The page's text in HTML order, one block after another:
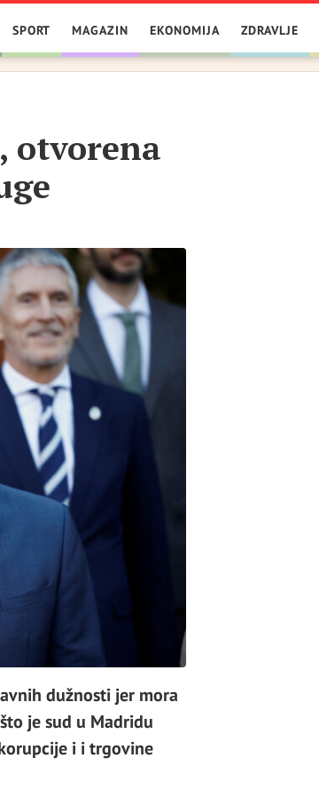
SPORT MAGAZIN EKONOMIJA ZDRAVLJE
otvorena
dužnosti jer mora
je sud u Madridu
i i trgovine